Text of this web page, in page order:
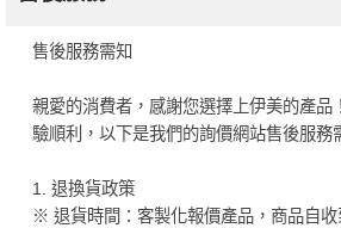
售後服務需知
親愛的消費者，感謝您選擇上伊美的產品
驗順利，以下是我們的詢價網站售後服務
1. 退換貨政策
※ 退貨時間：客製化報價產品，商品自